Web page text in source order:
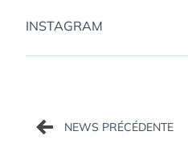
INSTAGRAM
Navigation
de